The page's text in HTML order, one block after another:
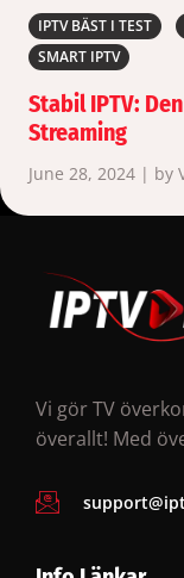
IPTV BÄST I TEST
SMART IPTV
Stabil IPTV:
Streaming
June 28, 2024 | by
Vi gör TV
överallt! Med